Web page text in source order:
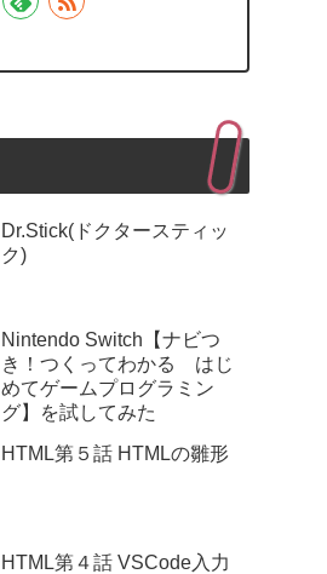
Dr.Stick(ドクタースティッ
ク)
Nintendo Switch【ナビつ
き！つくってわかる はじ
めてゲームプログラミン
グ】を試してみた
HTML第５話 HTMLの雛形
HTML第４話 VSCode入力